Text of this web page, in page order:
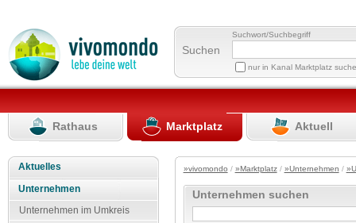
Suchen
Suchwort/Suchbegriff
nur in Kanal Marktplatz
Rathaus Marktplatz Aktuell
Aktuelles
Unternehmen
Unternehmen im Umkreis
»vivomondo / »Marktplatz/ »Unternehmen /
Unternehmen suchen